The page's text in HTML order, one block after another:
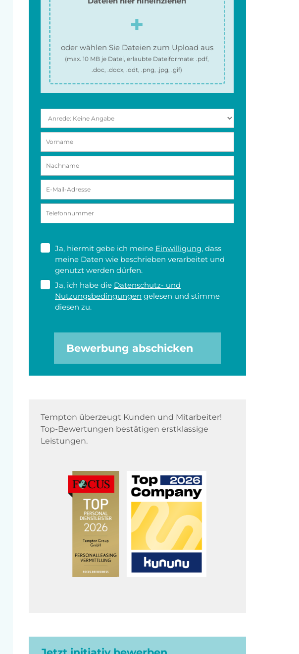
oder wählen Sie Dateien zum Upload aus
(max.10 MB je Datei, erlaubte Dateiformate:.pdf,
.doc, .docx, .odt, .png, .jpg, .gif)
Ja, hiermit gebe ich meine Einwilligung, dass
meine Daten wie beschrieben verarbeitet und
genutzt werden dürfen.
Ja, ich habe die Datenschutz- und
Nutzungsbedingungen gelesen und stimme
diesen zu.
Bewerbung abschicken
Tempton überzeugt Kunden und Mitarbeiter!
Top-Bewertungen bestätigen erstklassige
Leistungen.